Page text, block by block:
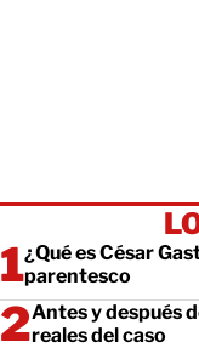
¿Qué es César
parentesco
Antes y después
reales del caso